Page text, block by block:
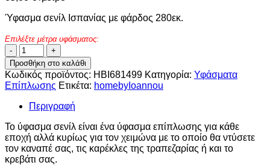
Ύφασμα σενίλ Ισπανίας με φάρδος 280εκ.
Επιλέξτε μέτρα υφάσματος:
Ύφασμα
σενίλ
Ισπανίας
φ.280εκ
–
HBI681499
ποσότητα
Προσθήκη στο καλάθι
Κωδικός προϊόντος: HBI681499 Κατηγορία: Υφάσματα
Επίπλωσης Ετικέτα: homebyIoannou
Περιγραφή
Το ύφασμα σενίλ είναι ένα ύφασμα επίπλωσης για κάθε
εποχή αλλά κυρίως για τον χειμώνα με το οποίο θα ντύσετε
τον καναπέ σας, τις καρέκλες της τραπεζαρίας ή και το
κρεβάτι σας.